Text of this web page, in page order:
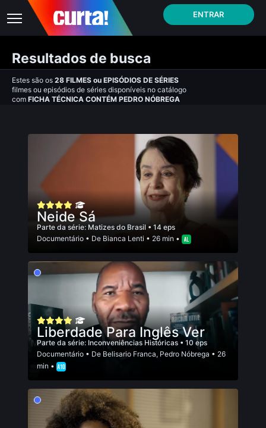
ENTRAR
Resultados de busca
Estes são os 28 FILMES ou EPISÓDIOS DE SÉRIES
filmes ou episódios de séries disponíveis no catálogo
com FICHA TÉCNICA CONTÉM PEDRO NÓBREGA
Neide Sá
Parte da série: Matizes do Brasil • 14 eps
Documentário • De Bianca Lenti • 26 min •
Liberdade Para Inglês Ver
Parte da série: Inconveniências Históricas • 10 eps
Documentário • De Belisario Franca, Pedro Nóbrega • 26
min •